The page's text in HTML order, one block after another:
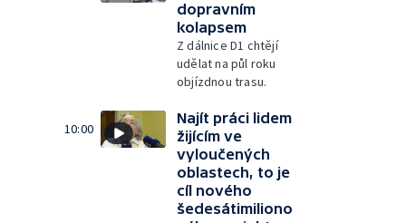
dopravním
kolapsem
Z dálnice D1 chtějí
udělat na půl roku
objízdnou trasu.
10:00
Najít práci lidem
žijícím ve
vyloučených
oblastech, to je
cíl nového
šedesátimiliono